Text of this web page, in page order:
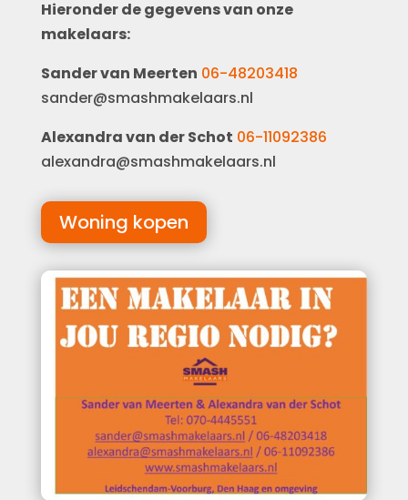
Hieronder de gegevens van onze
makelaars:
Sander van Meerten 06-48203418
sander@smashmakelaars.nl
Alexandra van der Schot 06-11092386
alexandra@smashmakelaars.nl
Woning kopen